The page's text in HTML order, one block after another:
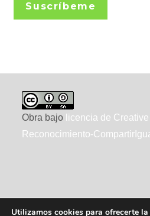
Suscríbeme
Obra bajo licencia de
Reconocimiento-
Utilizamos cookies para ofrecerte